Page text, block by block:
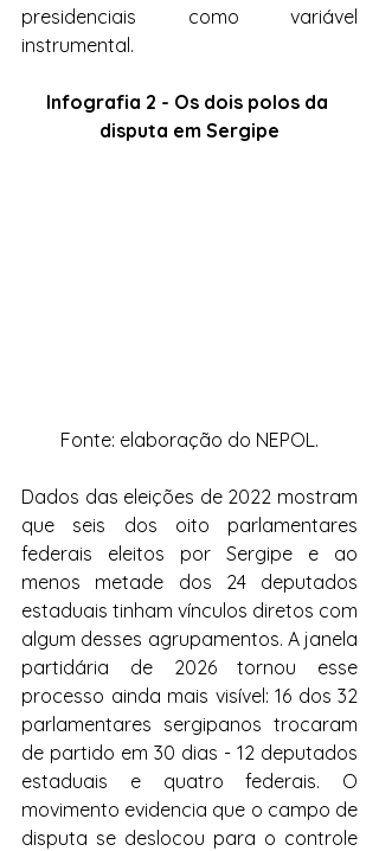
presidenciais como variável
instrumental.
Infografia 2 - Os dois polos da
disputa em Sergipe
Fonte: elaboração do NEPOL.
Dados das eleições de 2022 mostram
que seis dos oito parlamentares
federais eleitos por Sergipe e ao
menos metade dos 24 deputados
estaduais tinham vínculos diretos com
algum desses agrupamentos. A janela
partidária de 2026 tornou esse
processo ainda mais visível: 16 dos 32
parlamentares sergipanos trocaram
de partido em 30 dias - 12 deputados
estaduais e quatro federais. O
movimento evidencia que o campo de
disputa se deslocou para o controle